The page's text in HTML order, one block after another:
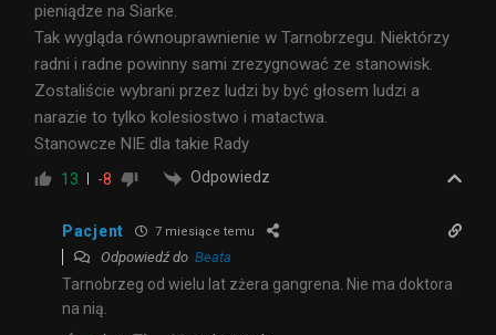
pieniądze na Siarke.
Tak wygląda równouprawnienie w Tarnobrzegu. Niektórzy
radni i radne powinny sami zrezygnować ze stanowisk.
Zostaliście wybrani przez ludzi by być głosem ludzi a
narazie to tylko kolesiostwo i matactwa.
Stanowcze NIE dla takie Rady
13 -8 Odpowiedz
Pacjent 7 miesiące temu
Odpowiedź do Beata
Tarnobrzeg od wielu lat zżera gangrena. Nie ma doktora
na nią.